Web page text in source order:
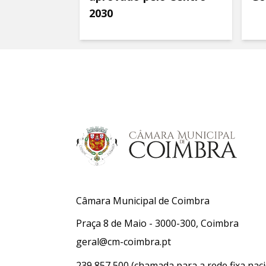
2030
Câmara Municipal de Coimbra
Praça 8 de Maio - 3000-300, Coimbra
geral@cm-coimbra.pt